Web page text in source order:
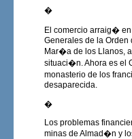
�
El comercio arraig�
Generales de la Orden
Mar�a de los Llanos,
situaci�n. Ahora es el
monasterio de los
desaparecida.
�
Los problemas
minas de Almad�n y